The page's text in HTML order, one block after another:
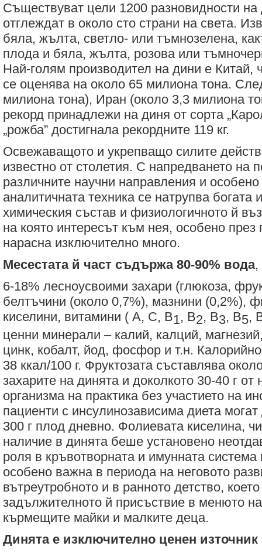
Съществуват цели 1200 разновидности на
отглеждат в около сто страни на света.
бяла, жълта, светло- или тъмнозелена,
плода и бяла, жълта, розова или
Най-голям производител на дини е Китай,
се оценява на около 65 милиона тона.
милиона тона), Иран (около 3,3 милиона
рекорд принадлежи на диня от сорта
„рожба” достигнала рекордните 119 кг.
Освежаващото и укрепващо силите
известно от столетия. С напредването на
различните научни направления и особено
аналитичната техника се натрупва
химическия състав и физиологичното й
на която интересът към нея, особено през
нарасна изключително много.
Месестата й част съдържа 80-90% вода,
6-18% лесноусвоими захари (глюкоза,
белтъчини (около 0,7%), мазнини (0,2%),
киселини, витамини ( А, С, В1, В2, В3, В5,
ценни минерали – калий, калций,
цинк, кобалт, йод, фосфор и т.н.
38 ккал/100 г. Фруктозата съставлява
захарите на динята и доколкото 30-40 г от
организма на практика без участието на
пациенти с инсулинозависима диета
300 г плод дневно. Фолиевата киселина,
наличие в динята беше установено
роля в кръвотворната и имунната система
особено важна в периода на неговото
вътреутробното и в ранното детство,
задължителното й присъствие в менюто
кърмещите майки и малките деца.
Динята е изключително ценен източник